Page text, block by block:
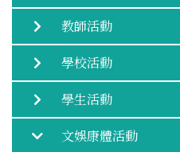
教師活動
學校活動
學生活動
文娛康體活動